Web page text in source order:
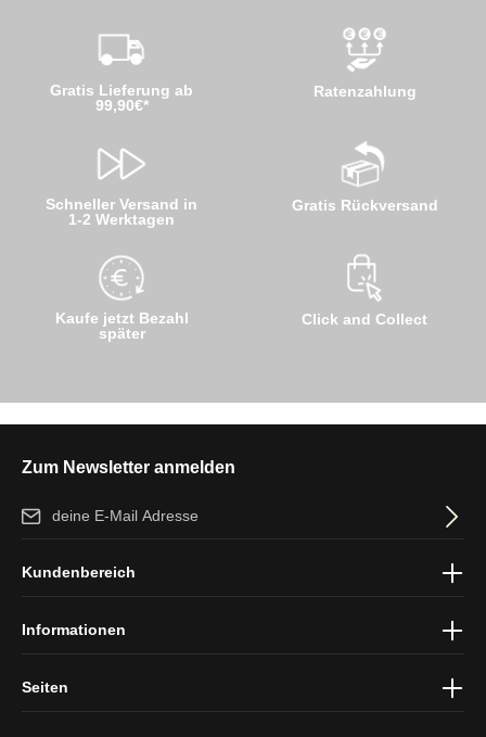
Gratis Lieferung ab
99,90€*
Schneller Versand in
1-2 Werktagen
Kaufe jetzt Bezahl
später
Ratenzahlung
Gratis Rückversand
Click and Collect
Zum Newsletter anmelden
E-Mail-Adresse*
und dieAGBgelesen und bin mit ihnen einverstanden.
Kundenbereich
Informationen
Seiten